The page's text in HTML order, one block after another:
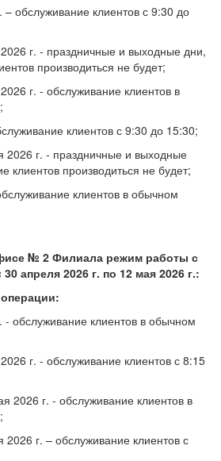
– обслуживание клиентов с 9:30 до
г. - праздничные и выходные дни,
производиться не будет;
г. - обслуживание клиентов в
клиентов с 9:30 до 15:30;
2026 г. - праздничные и выходные
клиентов производиться не будет;
клиентов в обычном
№ 2 Филиала режим работы с
апреля 2026 г. по 12 мая 2026 г.:
- обслуживание клиентов в обычном
г. - обслуживание клиентов с 8:15
2026 г. - обслуживание клиентов в
г. – обслуживание клиентов с